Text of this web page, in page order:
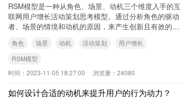
RSM模型是一种从角色、场景、动机三个维度入手的互
联网用户增长活动策划思考模型。通过分析角色的驱动
者、场景的情境和动机的原因，来产生创新且有效的增
角色 场景 动机 活动策划
用户增长
RSM模型
时间： 2023-11-05 18:27:00 浏览量： 24080
如何设计合适的动机来提升用户的行为动力？